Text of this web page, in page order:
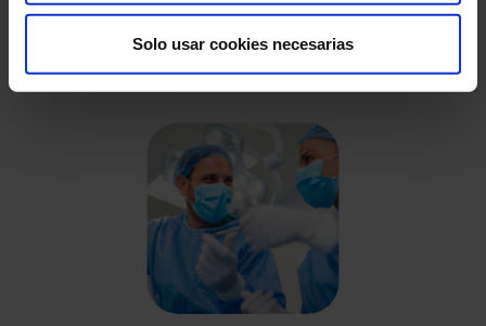
Solo usar cookies necesarias